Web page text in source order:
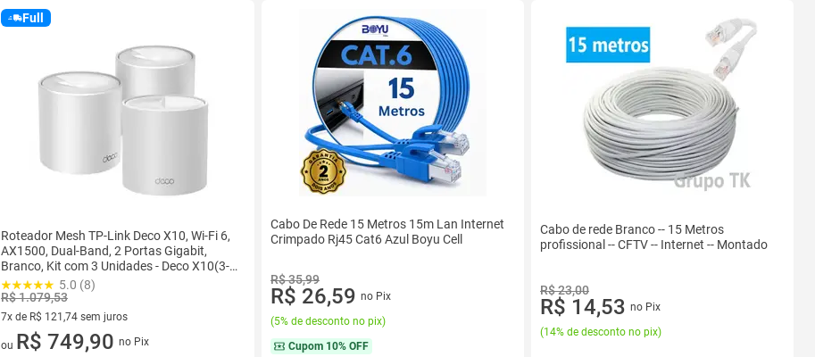
Full
Roteador Mesh TP-Link Deco X10, Wi-Fi 6,
AX1500, Dual-Band, 2 Portas Gigabit,
Branco, Kit com 3 Unidades - Deco X10(3-
pack)(BR) 5.0 (8)
R$ 1.079,53
7x de R$ 121,74 sem juros
7 vez de R$ 121,74 sem juros
ou R$ 749,90 no Pix
Cabo De Rede 15 Metros 15m Lan Internet
Crimpado Rj45 Cat6 Azul Boyu Cell
R$ 35,99
R$ 26,59 no Pix
(5% de desconto no pix)
Cupom 10% OFF
Cabo de rede Branco -- 15 Metros
profissional -- CFTV -- Internet -- Montado
R$ 23,00
R$ 14,53 no Pix
(14% de desconto no pix)